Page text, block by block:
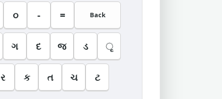
૦ - = Back
ગ દ જ ડ ૃ
ર ક ત ચ ટ